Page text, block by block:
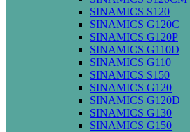
SINAMICS S120
SINAMICS G120C
SINAMICS G120P
SINAMICS G110D
SINAMICS G110
SINAMICS S150
SINAMICS G120
SINAMICS G120D
SINAMICS G130
SINAMICS G150